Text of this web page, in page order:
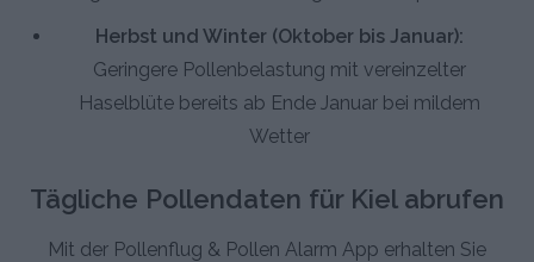
Herbst und Winter (Oktober bis Januar):
Geringere Pollenbelastung mit vereinzelter
Haselblüte bereits ab Ende Januar bei mildem
Wetter
Tägliche Pollendaten für Kiel abrufen
Mit der Pollenflug & Pollen Alarm App erhalten Sie